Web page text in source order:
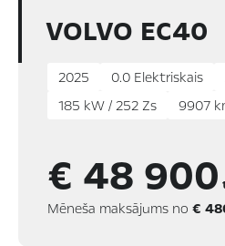
VOLVO EC40
2025 0.0 Elektriskais
185 kW / 252 Zs
9907
€ 48
Mēneša maksājums no €